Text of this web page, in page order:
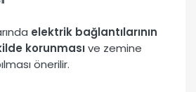
elektrik bağlantılarının
korunmasıve zemine
önerilir.